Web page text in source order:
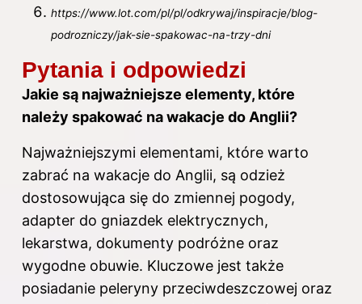
https://www.lot.com/pl/pl/odkrywaj/inspiracje/blog-
podrozniczy/jak-sie-spakowac-na-trzy-dni
Pytania i odpowiedzi
Jakie są najważniejsze elementy, które
należy spakować na wakacje do Anglii?
Najważniejszymi elementami, które warto
zabrać na wakacje do Anglii, są odzież
dostosowująca się do zmiennej pogody,
adapter do gniazdek elektrycznych,
lekarstwa, dokumenty podróżne oraz
wygodne obuwie. Kluczowe jest także
posiadanie peleryny przeciwdeszczowej oraz